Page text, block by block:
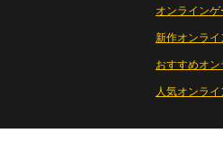
オンライン
新作オンライ
おすすめオ
人気オンラ